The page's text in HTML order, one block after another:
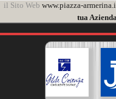
il Sito Web www.piazza-
tua